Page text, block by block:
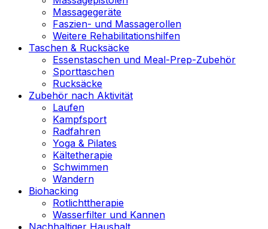
Massagegeräte
Faszien- und Massagerollen
Weitere Rehabilitationshilfen
Taschen & Rucksäcke
Essenstaschen und Meal-Prep-Zubehör
Sporttaschen
Rucksäcke
Zubehör nach Aktivität
Laufen
Kampfsport
Radfahren
Yoga & Pilates
Kältetherapie
Schwimmen
Wandern
Biohacking
Rotlichttherapie
Wasserfilter und Kannen
Nachhaltiger Haushalt